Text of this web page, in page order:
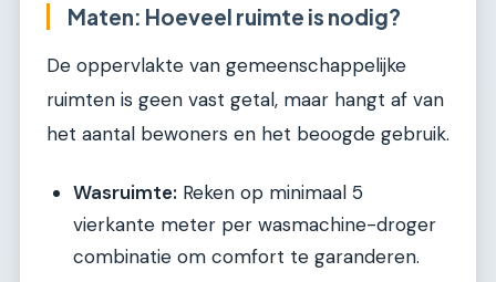
Maten: Hoeveel ruimte is nodig?
De oppervlakte van gemeenschappelijke
ruimten is geen vast getal, maar hangt af van
het aantal bewoners en het beoogde gebruik.
Wasruimte: Reken op minimaal 5
vierkante meter per wasmachine-droger
combinatie om comfort te garanderen.